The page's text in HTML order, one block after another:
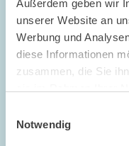
Außerdem geben wir
unserer Website an
Werbung und
diese Informationen
zusammen, die Sie
Notwendig
FORSCHUNG //
Die Gesetzesentwürfe